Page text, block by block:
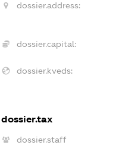
dossier.address:
dossier.capital:
dossier.kveds:
dossier.tax
dossier.staff